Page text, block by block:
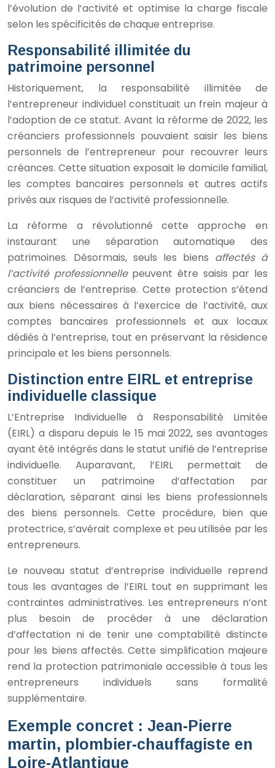
l’évolution de l’activité et optimise la charge fiscale
selon les spécificités de chaque entreprise.
Responsabilité illimitée du
patrimoine personnel
Historiquement, la responsabilité illimitée de
l’entrepreneur individuel constituait un frein majeur à
l’adoption de ce statut. Avant la réforme de 2022, les
créanciers professionnels pouvaient saisir les biens
personnels de l’entrepreneur pour recouvrer leurs
créances. Cette situation exposait le domicile familial,
les comptes bancaires personnels et autres actifs
privés aux risques de l’activité professionnelle.
La réforme a révolutionné cette approche en
instaurant une séparation automatique des
patrimoines. Désormais, seuls les biens affectés à
l’activité professionnelle peuvent être saisis par les
créanciers de l’entreprise. Cette protection s’étend
aux biens nécessaires à l’exercice de l’activité, aux
comptes bancaires professionnels et aux locaux
dédiés à l’entreprise, tout en préservant la résidence
principale et les biens personnels.
Distinction entre EIRL et entreprise
individuelle classique
L’Entreprise Individuelle à Responsabilité Limitée
(EIRL) a disparu depuis le 15 mai 2022, ses avantages
ayant été intégrés dans le statut unifié de l’entreprise
individuelle. Auparavant, l’EIRL permettait de
constituer un patrimoine d’affectation par
déclaration, séparant ainsi les biens professionnels
des biens personnels. Cette procédure, bien que
protectrice, s’avérait complexe et peu utilisée par les
entrepreneurs.
Le nouveau statut d’entreprise individuelle reprend
tous les avantages de l’EIRL tout en supprimant les
contraintes administratives. Les entrepreneurs n’ont
plus besoin de procéder à une déclaration
d’affectation ni de tenir une comptabilité distincte
pour les biens affectés. Cette simplification majeure
rend la protection patrimoniale accessible à tous les
entrepreneurs individuels sans formalité
supplémentaire.
Exemple concret : Jean-Pierre
martin, plombier-chauffagiste en
Loire-Atlantique